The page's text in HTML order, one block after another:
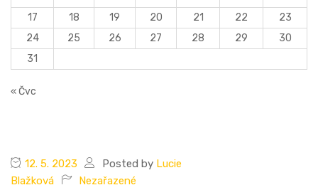
17
18 19 20 21 22
23
24
25 26 27 28 29
30
31
« Čvc
12. 5. 2023 Posted by Lucie
Blažková
Nezařazené